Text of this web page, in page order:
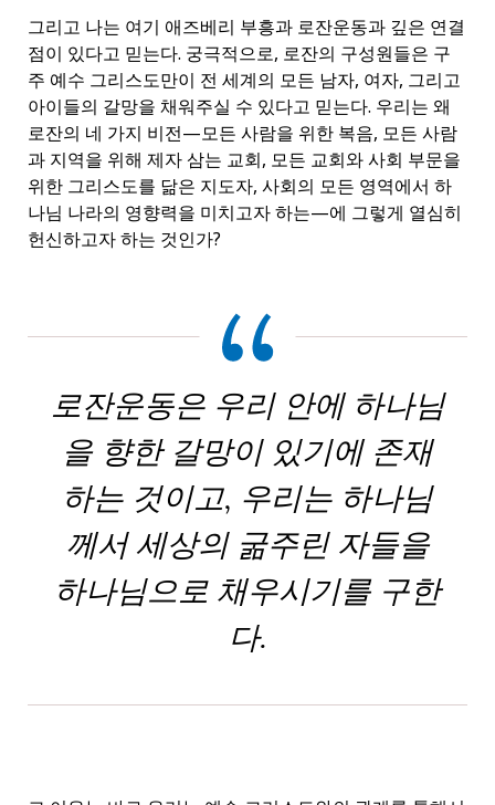
그리고 나는 여기 애즈베리 부흥과 로잔운동과 깊은 연결
점이 있다고 믿는다. 궁극적으로, 로잔의 구성원들은 구
주 예수 그리스도만이 전 세계의 모든 남자, 여자, 그리고
아이들의 갈망을 채워주실 수 있다고 믿는다. 우리는 왜
로잔의 네 가지 비전—모든 사람을 위한 복음, 모든 사람
과 지역을 위해 제자 삼는 교회, 모든 교회와 사회 부문을
위한 그리스도를 닮은 지도자, 사회의 모든 영역에서 하
나님 나라의 영향력을 미치고자 하는—에 그렇게 열심히
헌신하고자 하는 것인가?
로잔운동은 우리 안에 하나님
을 향한 갈망이 있기에 존재
하는 것이고, 우리는 하나님
께서 세상의 굶주린 자들을
하나님으로 채우시기를 구한
다.